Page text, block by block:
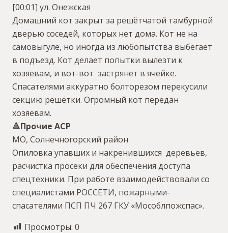
[00:01] ул. Онежская
Домашний кот закрыт за решётчатой тамбурной
дверью соседей, которых нет дома. Кот не на
самовыгуле, но иногда из любопытства выбегает
в подъезд. Кот делает попытки вылезти к
хозяевам, и вот-вот застрянет в ячейке.
Спасателями аккуратно болторезом перекусили
секцию решётки. Огромный кот передан
хозяевам.
🔺Прочие АСР
МО, Солнечногорский район
Опиловка упавших и накренившихся деревьев,
расчистка просеки для обеспечения доступа
спецтехники. При работе взаимодействовали со
специалистами РОССЕТИ, пожарными-
спасателями ПСП ПЧ 267 ГКУ «Мособлпожспас».
Просмотры: 0